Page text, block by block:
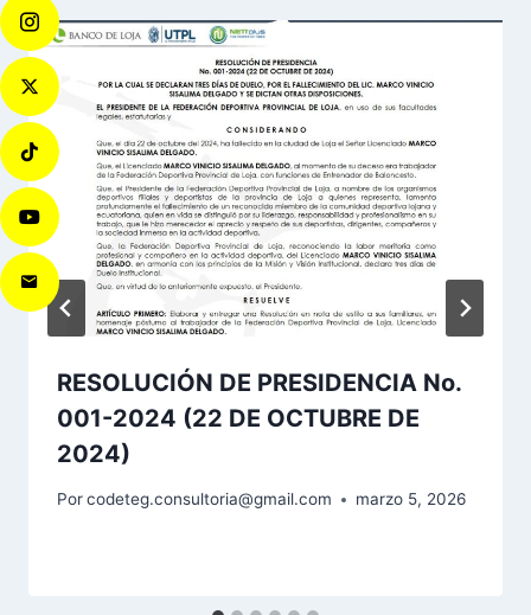
RESOLUCIÓN DE PRESIDENCIA No.
001-2024 (22 DE OCTUBRE DE
2024)
Porcodeteg.consultoria@gmail.com marzo 5, 2026